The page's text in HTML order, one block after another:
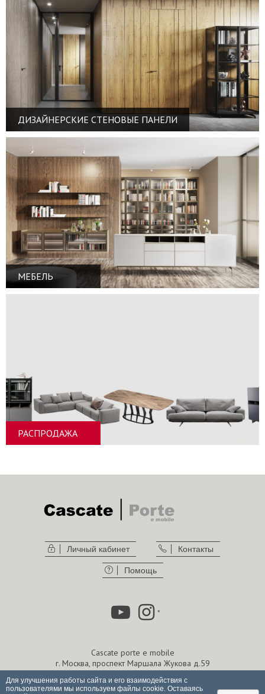
ДИЗАЙНЕРСКИЕ СТЕНОВЫЕ ПАНЕЛИ
МЕБЕЛЬ
РАСПРОДАЖА
Личный кабинет Контакты
Помощь
*
Cascate porte e mobile
г. Москва, проспект Маршала Жукова д.59
г. Москва, Олимпийский проспект, 22
тел. Call-центр -+7 800 234 01 73
Для улучшения работы сайта и его взаимодействия с
пользователями мы используем файлы cookie. Оставаясь